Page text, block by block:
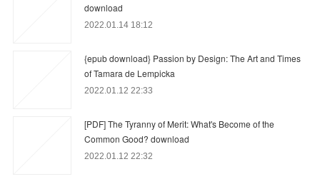
download
2022.01.14 18:12
{epub download} Passion by Design: The Art and Times
of Tamara de Lempicka
2022.01.12 22:33
[PDF] The Tyranny of Merit: What's Become of the
Common Good? download
2022.01.12 22:32